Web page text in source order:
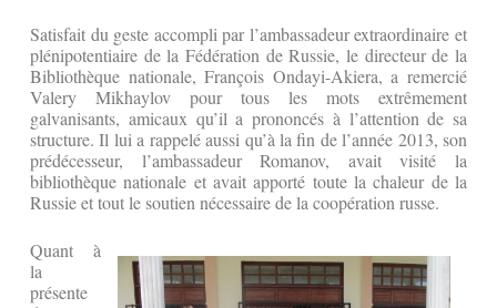
Satisfait du geste accompli par l’ambassadeur extraordinaire et
plénipotentiaire de la Fédération de Russie, le directeur de la
Bibliothèque nationale, François Ondayi-Akiera, a remercié
Valery Mikhaylov pour tous les mots extrêmement
galvanisants, amicaux qu’il a prononcés à l’attention de sa
structure. Il lui a rappelé aussi qu’à la fin de l’année 2013, son
prédécesseur, l’ambassadeur Romanov, avait visité la
bibliothèque nationale et avait apporté toute la chaleur de la
Russie et tout le soutien nécessaire de la coopération russe.
Quant à
la
présente